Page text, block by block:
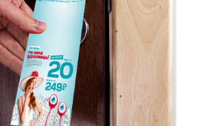
Дорхенгеры